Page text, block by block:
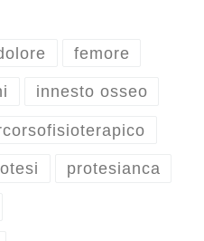
femore
innesto osseo
protesianca